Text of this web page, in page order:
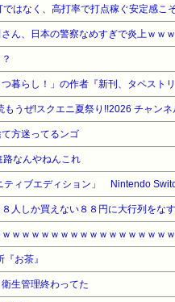
欲しかったんか？ 74:風吹けば
必要あったのかな？ 75:風吹
は手段 イッチは目標と手段を
なるから出世しにくいっての
男が出世しますわ 81:風吹けば
。子供作るのにも会社の許可
だいぶ期間あるやろ その間に
ないだろ 84:風吹けば名無し
05/13(土) 08:08:14.39
ID:bGDxOhJP0 俺
ど夫でもない奴と作んなよ・
んの者が悪いだけや切り替え
風吹けば名無し 2017/05/
りしちゃいかんとかお前の会
はなく、高打率で打点稼ぐ安定感こ
さん、日本の警察なめすぎで炎上ｗｗ
つ暮らし！」の作者『新刊、タペスト
方迷ってるンゴ
路なんやねんこれ
ティブエディション」 Nintendo
８人しか買えない８８円に大行列をな
ｗｗｗｗｗｗｗｗｗｗｗｗｗｗｗｗ
お茶』
衛生管理終わってた